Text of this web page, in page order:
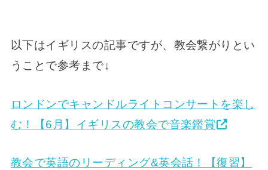
以下はイギリスの記事ですが、教会繋がりとい
うことで参考まで↓
ロンドンでキャンドルライトコンサートを楽し
む！【6月】イギリスの教会で音楽鑑賞
教会で英語のリーディング&英会話！【復習】